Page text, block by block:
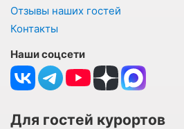
Отзывы наших гостей
Контакты
Наши соцсети
Для гостей курортов